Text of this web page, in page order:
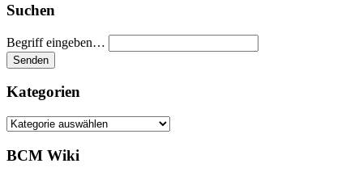
Suchen
Begriff eingeben…
Kategorien
Kategorien
BCM Wiki